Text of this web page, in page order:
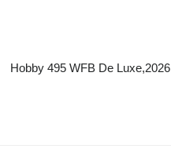
Hobby 495 WFB De Luxe,2026